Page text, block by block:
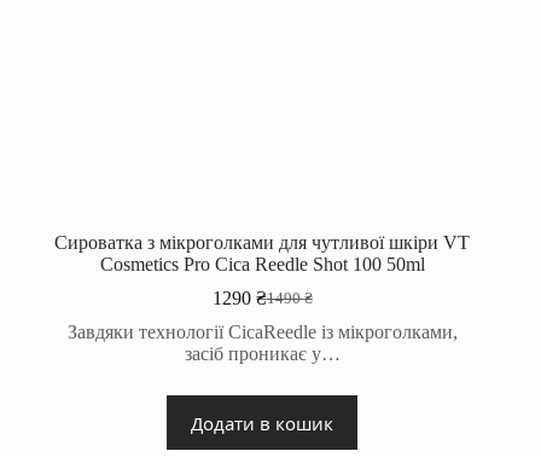
Сироватка з мікроголками для чутливої шкіри VT
Cosmetics Pro Cica Reedle Shot 100 50ml
1490₴
Оригінальна
ціна:
1490 ₴.
1290 ₴Поточна
ціна:
1290 ₴.
Завдяки технології CicaReedle із мікроголками,
засіб проникає у…
Додати в кошик